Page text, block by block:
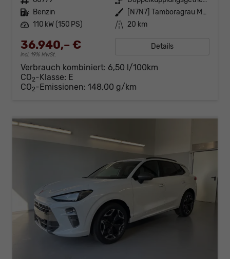
Kraftstoff Benzin Außenfarbe
[N7N7] Tamboragrau Metallic
Leistung 110 kW (150 PS) Kilometerstand 20 km
36.940,– €
incl. 19% MwSt.
Details
Verbrauch kombiniert: 6,50 l/100km
CO2-Klasse: E
CO2-Emissionen: 148,00 g/km